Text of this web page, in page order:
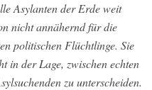
Asylanten der Erde weit
nicht annähernd für die
politischen Flüchtlinge. Sie
in der Lage, zwischen echten
zu unterscheiden.